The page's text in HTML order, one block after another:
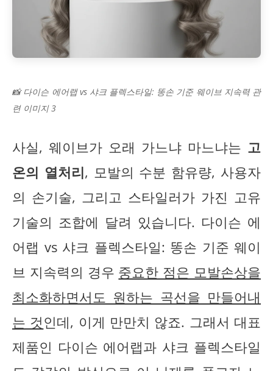
📸 다이슨 에어랩 vs 샤크 플렉스타일: 똥손 기준 웨이브 지속력 관
련 이미지 3
사실, 웨이브가 오래 가느냐 마느냐는 고
온의 열처리, 모발의 수분 함유량, 사용자
의 손기술, 그리고 스타일러가 가진 고유
기술의 조합에 달려 있습니다. 다이슨 에
어랩 vs 샤크 플렉스타일: 똥손 기준 웨이
브 지속력의 경우 중요한 점은 모발손상을
최소화하면서도 원하는 곡선을 만들어내
는 것인데, 이게 만만치 않죠. 그래서 대표
제품인 다이슨 에어랩과 샤크 플렉스타일